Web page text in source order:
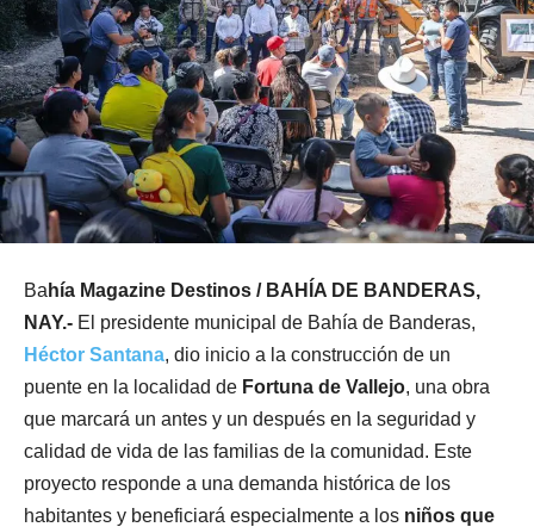
Ba hía Magazine Destinos / BAHÍA DE BANDERAS,
NAY.- El presidente municipal de Bahía de Banderas,
Héctor Santana, dio inicio a la construcción de un
puente en la localidad de Fortuna de Vallejo, una obra
que marcará un antes y un después en la seguridad y
calidad de vida de las familias de la comunidad. Este
proyecto responde a una demanda histórica de los
habitantes y beneficiará especialmente a los niños que